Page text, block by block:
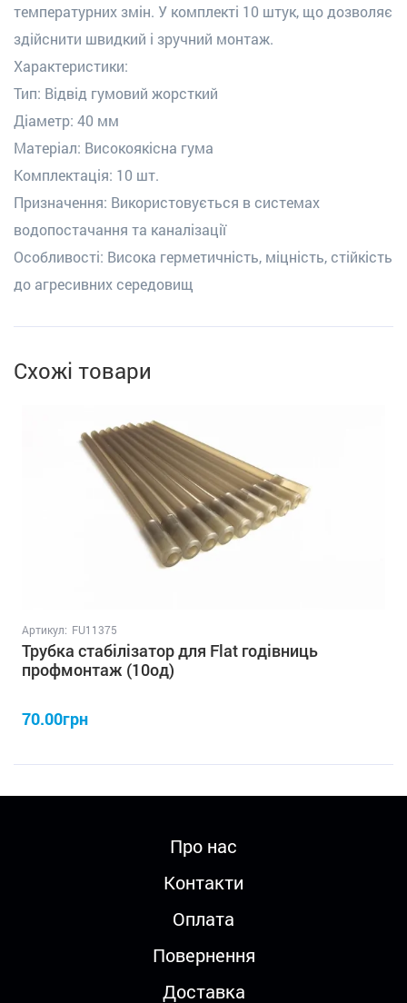
температурних змін. У комплекті 10 штук, що дозволяє
здійснити швидкий і зручний монтаж.
Характеристики:
Тип: Відвід гумовий жорсткий
Діаметр: 40 мм
Матеріал: Високоякісна гума
Комплектація: 10 шт.
Призначення: Використовується в системах
водопостачання та каналізації
Особливості: Висока герметичність, міцність, стійкість
до агресивних середовищ
Схожі товари
Артикул: FU11375
Трубка стабілізатор для Flat годівниць
профмонтаж (10од)
70.00грн
Про нас
Контакти
Оплата
Повернення
Доставка